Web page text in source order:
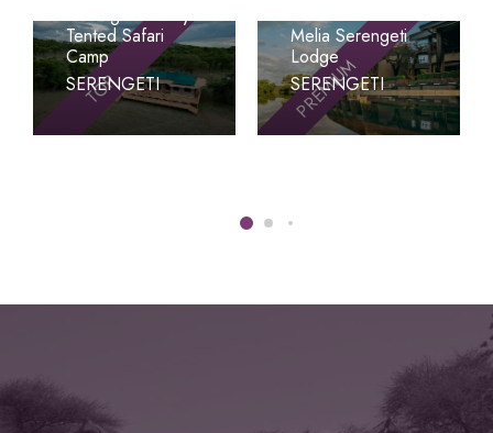
TOP
Serengeti Luxury
Tented Safari
Camp
SERENGETI
PREMIUM
Melia Serengeti
Lodge
SERENGETI